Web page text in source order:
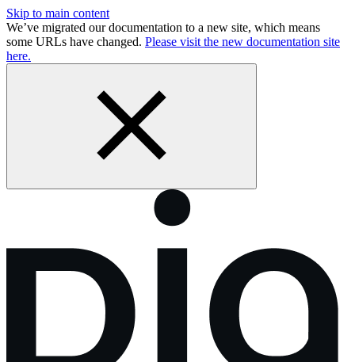
Skip to main content
We’ve migrated our documentation to a new site, which means
some URLs have changed. Please visit the new documentation site
here.